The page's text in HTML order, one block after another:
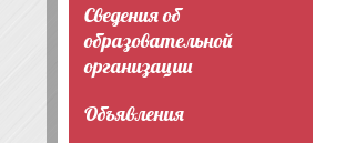
Сведения об
образовательной
организации
Объявления